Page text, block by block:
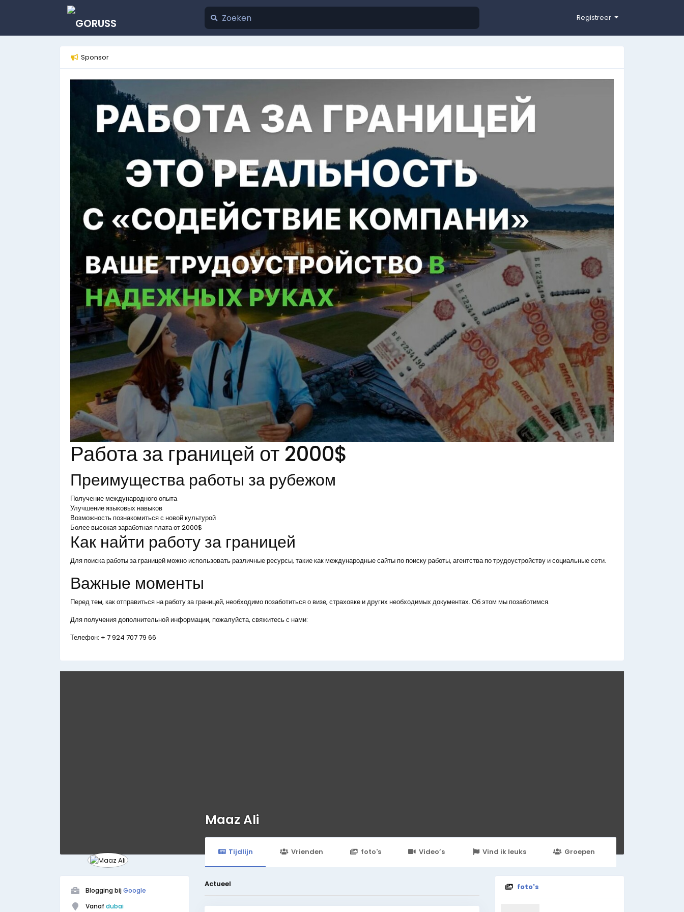
Registreer
Sponsor
Работа за границей от 2000$
Преимущества работы за рубежом
Получение международного опыта
Улучшение языковых навыков
Возможность познакомиться с новой культурой
Более высокая заработная плата от 2000$
Как найти работу за границей
Для поиска работы за границей можно использовать различные ресурсы, такие как международные сайты по поиску работы, агентства по трудоустройству и социальные сети.
Важные моменты
Перед тем, как отправиться на работу за границей, необходимо позаботиться о визе, страховке и других необходимых документах. Об этом мы позаботимся.
Для получения дополнительной информации, пожалуйста, свяжитесь с нами:
Телефон: + 7 924 707 79 66
Maaz Ali
Tijdlijn Vrienden foto's Video’s Vind ik leuks Groepen
Blogging bijGoogle
Vanaf dubai
foto's
Actueel